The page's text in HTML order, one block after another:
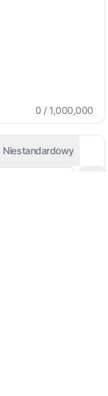
0 / 1,000,000
Niestandardowy